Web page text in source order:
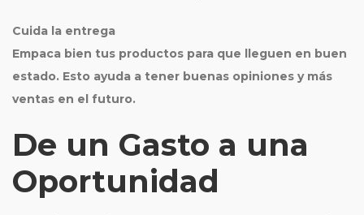
Cuida la entrega
Empaca bien tus productos para que lleguen en buen
estado. Esto ayuda a tener buenas opiniones y más
ventas en el futuro.
De un Gasto a una
Oportunidad